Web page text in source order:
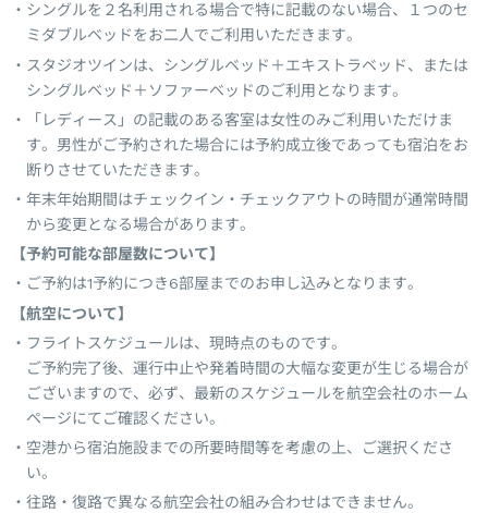
シングルを２名利用される場合で特に記載のない場合、１つのセ
ミダブルベッドをお二人でご利用いただきます。
スタジオツインは、シングルベッド＋エキストラベッド、または
シングルベッド＋ソファーベッドのご利用となります。
「レディース」の記載のある客室は女性のみご利用いただけま
す。男性がご予約された場合には予約成立後であっても宿泊をお
断りさせていただきます。
年末年始期間はチェックイン・チェックアウトの時間が通常時間
から変更となる場合があります。
【予約可能な部屋数について】
ご予約は1予約につき6部屋までのお申し込みとなります。
【航空について】
フライトスケジュールは、現時点のものです。
ご予約完了後、運行中止や発着時間の大幅な変更が生じる場合が
ございますので、必ず、最新のスケジュールを航空会社のホーム
ページにてご確認ください。
空港から宿泊施設までの所要時間等を考慮の上、ご選択くださ
い。
往路・復路で異なる航空会社の組み合わせはできません。